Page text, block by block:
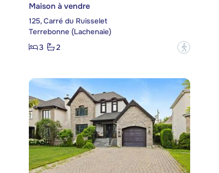
Maison à vendre
125, Carré du Ruisselet
Terrebonne (Lachenaie)
3
2 ?